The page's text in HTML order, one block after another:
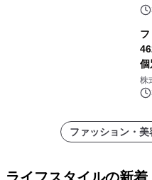
く
個
代
株
ファッション・